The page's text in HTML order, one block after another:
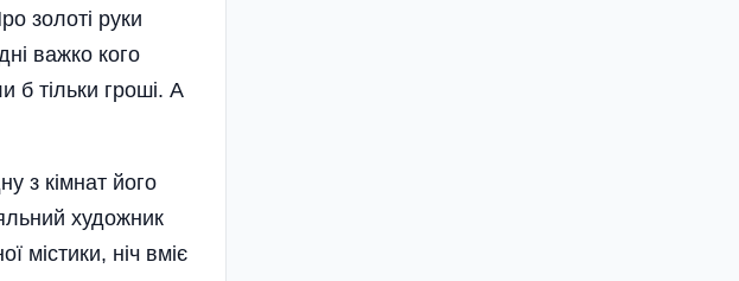
золоті руки
важко кого
б тільки гроші. А
з кімнат його
художник
містики, ніч вміє